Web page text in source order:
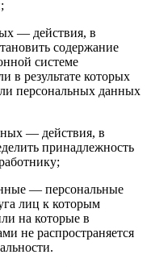
— действия, в
содержание
системе
в результате которых
персональных данных
— действия, в
принадлежность
— персональные
лиц к которым
на которые в
не распространяется